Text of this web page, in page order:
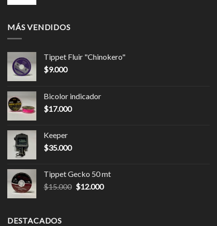
MÁS VENDIDOS
Tippet Fluir "Chinokero"
$9.000
Bicolor indicador
$17.000
Keeper
$35.000
Tippet Gecko 50 mt
$15.000 $12.000
DESTACADOS